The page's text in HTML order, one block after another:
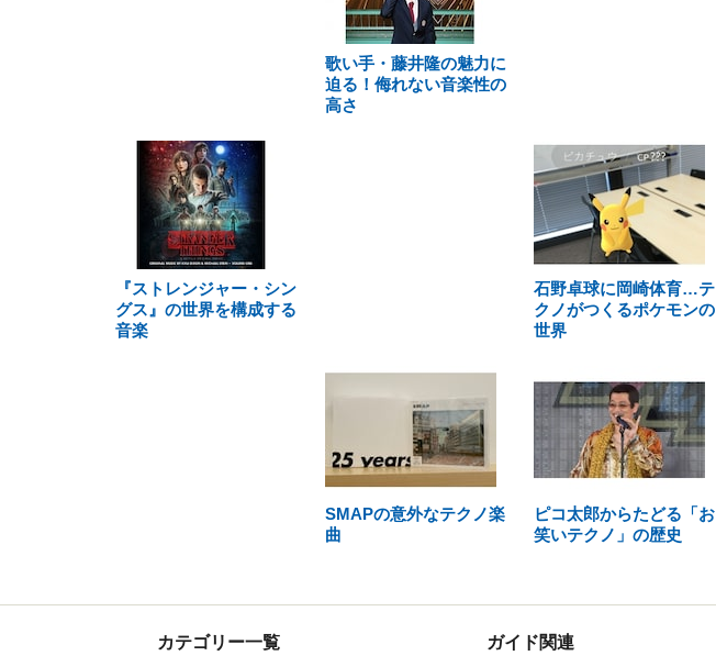
歌い手・藤井隆の魅力に
迫る！侮れない音楽性の
高さ
『ストレンジャー・シン
グス』の世界を構成する
音楽
石野卓球に岡崎体育…テ
クノがつくるポケモンの
世界
SMAPの意外なテクノ楽
曲
ピコ太郎からたどる「お
笑いテクノ」の歴史
カテゴリー一覧 ガイド関連